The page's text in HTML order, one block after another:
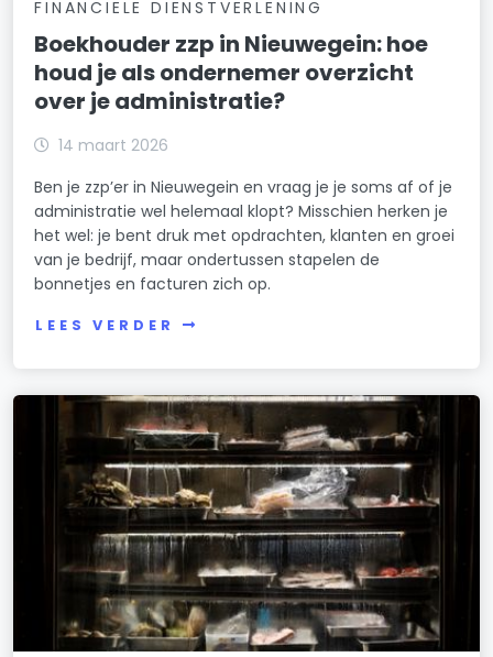
FINANCIELE DIENSTVERLENING
Boekhouder zzp in Nieuwegein: hoe
houd je als ondernemer overzicht
over je administratie?
14 maart 2026
Ben je zzp’er in Nieuwegein en vraag je je soms af of je
administratie wel helemaal klopt? Misschien herken je
het wel: je bent druk met opdrachten, klanten en groei
van je bedrijf, maar ondertussen stapelen de
bonnetjes en facturen zich op.
LEES VERDER